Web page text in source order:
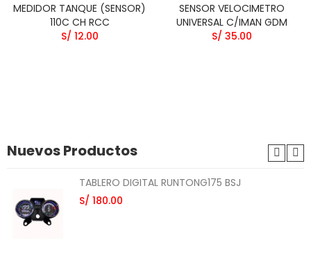
MEDIDOR TANQUE (SENSOR)
110C CH RCC
S/ 12.00
SENSOR VELOCIMETRO
UNIVERSAL C/IMAN GDM
S/ 35.00
Nuevos Productos
TABLERO DIGITAL RUNTONG175 BSJ
S/ 180.00